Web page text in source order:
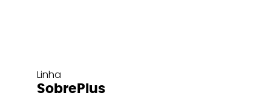
Linha
SobrePlus